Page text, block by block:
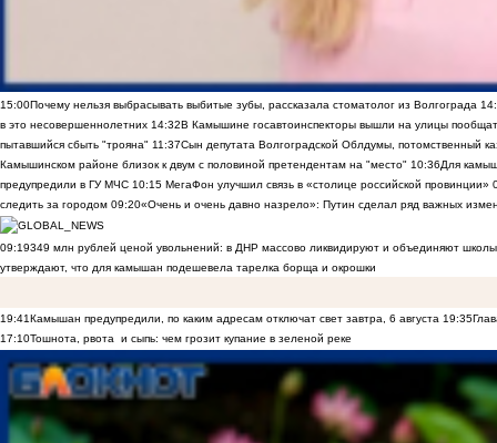
15:00Почему нельзя выбрасывать выбитые зубы, рассказала стоматолог из Волгограда
в это несовершеннолетних 14:32В Камышине госавтоинспекторы вышли на улицы
пытавшийся сбыть "трояна" 11:37Сын депутата Волгоградской Облдумы, потомственный
Камышинском районе близок к двум с половиной претендентам на "место" 10:36Для
предупредили в ГУ МЧС 10:15 МегаФон улучшил связь в «столице российской провинции»
следить за городом 09:20«Очень и очень давно назрело»: Путин сделал ряд важных
09:19349 млн рублей ценой увольнений: в ДНР массово ликвидируют и объединяют
утверждают, что для камышан подешевела тарелка борща и окрошки
19:41Камышан предупредили, по каким адресам отключат свет завтра, 6 августа 19:35
17:10Тошнота, рвота и сыпь: чем грозит купание в зеленой реке